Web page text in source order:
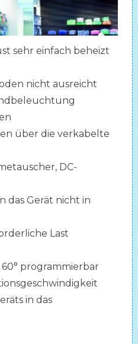
sehr einfach beheizt
nicht ausreicht
über die verkabelte
DC-
das Gerät nicht in
Last
programmierbar
in das